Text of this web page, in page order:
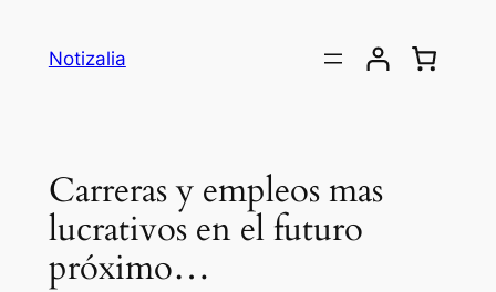
Notizalia
Carreras y empleos mas
lucrativos en el futuro
próximo…